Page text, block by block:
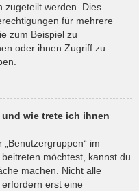
zugeteilt werden. Dies
für mehrere
zum Beispiel zu
oder ihnen Zugriff zu
wie trete ich ihnen
im
möchtest, kannst du
machen. Nicht alle
erst eine